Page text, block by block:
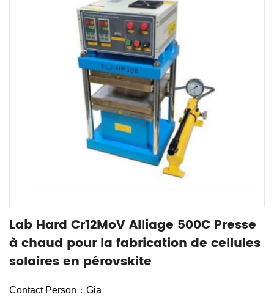
Lab Hard Cr12MoV Alliage 500C Presse
à chaud pour la fabrication de cellules
solaires en pérovskite
Contact Person：Gia